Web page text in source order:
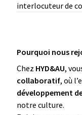
interlocuteur de
Pourquoi nous
Chez HYD&AU,
collaboratif, où
développement
notre culture.